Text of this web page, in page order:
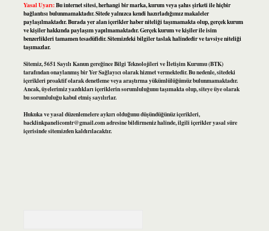
Yasal Uyarı:Bu internet sitesi, herhangi bir marka, kurum veya şahıs şirketi ile hiçbir
bağlantısı bulunmamaktadır. Sitede yalnızca kendi hazırladığımız makaleler
paylaşılmaktadır. Burada yer alan içerikler haber niteliği taşımamakta olup, gerçek kurum
ve kişiler hakkında paylaşım yapılmamaktadır. Gerçek kurum ve kişiler ile isim
benzerlikleri tamamen tesadüfidir. Sitemizdeki bilgiler taslak halindedir ve tavsiye niteliği
taşımazlar.
Sitemiz, 5651 Sayılı Kanun gereğince Bilgi Teknolojileri ve İletişim Kurumu (BTK)
tarafından onaylanmış bir Yer Sağlayıcı olarak hizmet vermektedir. Bu nedenle, sitedeki
içerikleri proaktif olarak denetleme veya araştırma yükümlülüğümüz bulunmamaktadır.
Ancak, üyelerimiz yazdıkları içeriklerin sorumluluğunu taşımakta olup, siteye üye olarak
bu sorumluluğu kabul etmiş sayılırlar.
Hukuka ve yasal düzenlemelere aykırı olduğunu düşündüğünüz içerikleri,
backlinkpanelicomtr@gmail.comadresine bildirmeniz halinde, ilgili içerikler yasal süre
içerisinde sitemizden kaldırılacaktır.